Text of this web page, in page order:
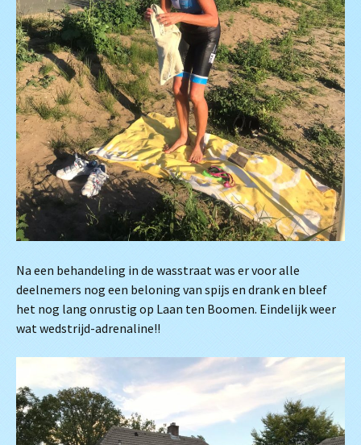
Na een behandeling in de wasstraat was er voor alle
deelnemers nog een beloning van spijs en drank en bleef
het nog lang onrustig op Laan ten Boomen. Eindelijk weer
wat wedstrijd-adrenaline!!